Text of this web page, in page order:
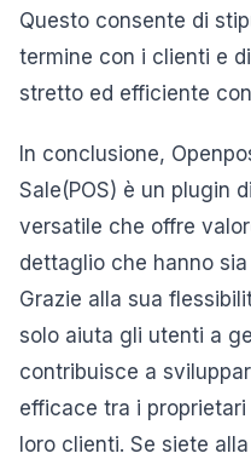
Questo consente di
termine con i clienti e
stretto ed efficiente
In conclusione,
Sale(POS) è un plugin
versatile che offre
dettaglio che hanno
Grazie alla sua
solo aiuta gli utenti a
contribuisce a
efficace tra i
loro clienti. Se siete